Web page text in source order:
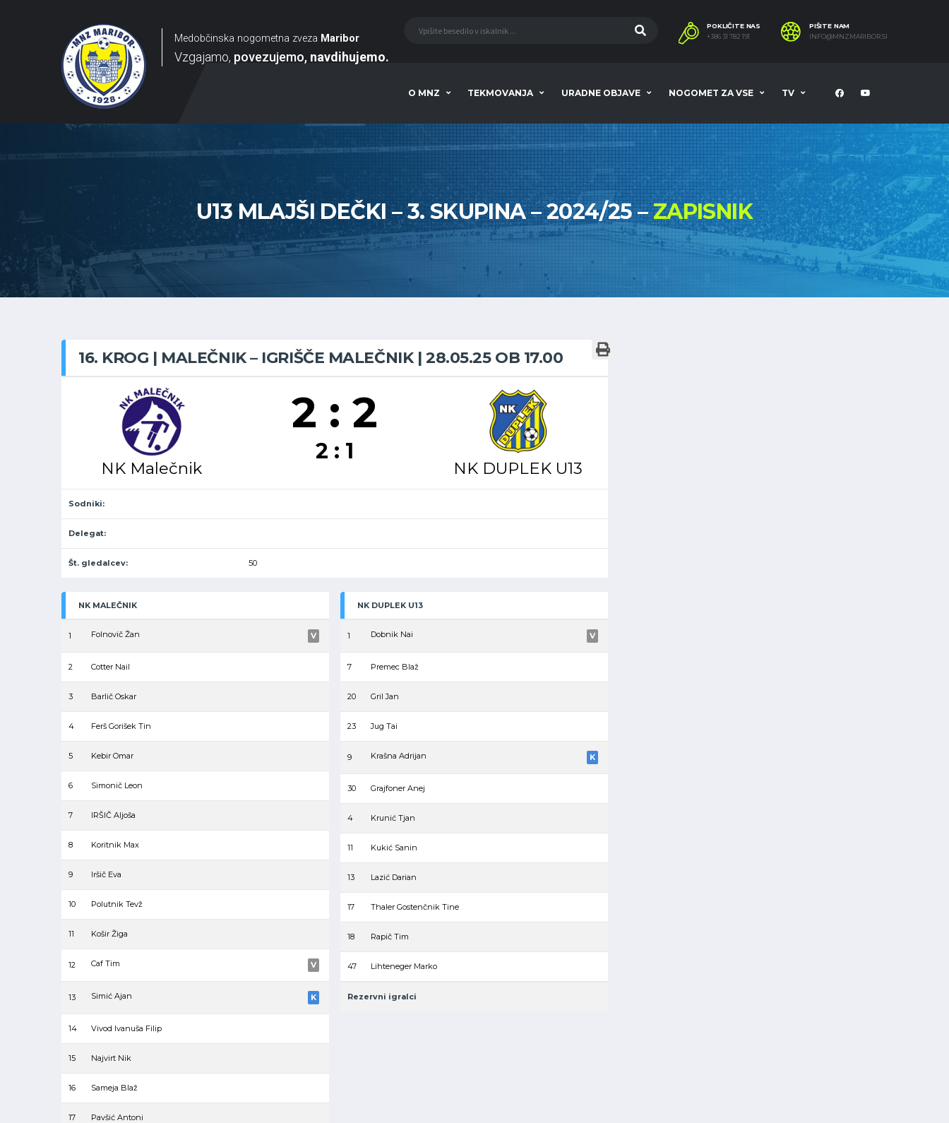
POKLIČITE NAS
+386 31 782 191
PIŠITE NAM
INFO@MNZMARIBOR.SI
Medobčinska nogometna zveza Maribor
Vzgajamo povezujemo navdihujemo
O MNZ TEKMOVANJA URADNE OBJAVE NOGOMET ZA VSE TV
U13 MLAJŠI DEČKI – 3. SKUPINA – 2024/25 –ZAPISNIK
16. KROG | MALEČNIK – IGRIŠČE MALEČNIK | 28.05.25 OB 17.00
NK Malečnik
2 : 2
2 : 1
NK DUPLEK U13
Sodniki:
Delegat:
Št. gledalcev: 50
NK MALEČNIK
1 Folnovič Žan V
2 Cotter Nail
3 Barlič Oskar
4 Ferš Gorišek Tin
5 Kebir Omar
6 Simonič Leon
7 IRŠIČ Aljoša
8 Koritnik Max
9 Iršič Eva
10 Polutnik Tevž
11 Košir Žiga
12 Caf Tim V
13 Simić Ajan K
14 Vivod Ivanuša Filip
15 Najvirt Nik
16 Sameja Blaž
17 Pavšić Antoni
NK DUPLEK U13
1 Dobnik Nai V
7 Premec Blaž
20 Gril Jan
23 Jug Tai
9 Krašna Adrijan K
30 Grajfoner Anej
4 Krunić Tjan
11 Kukić Sanin
13 Lazić Darian
17 Thaler Gostenčnik Tine
18 Rapič Tim
47 Lihteneger Marko
Rezervni igralci